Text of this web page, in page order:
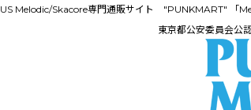
US Melodic/Skacore専門通販サイト "PUNKMART" 「
東京都公安委員会公